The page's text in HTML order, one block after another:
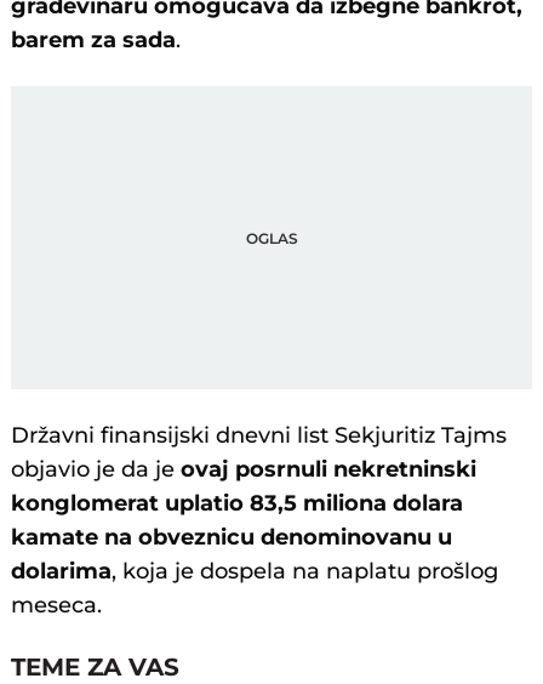
građevinaru omogućava da izbegne bankrot,
barem za sada.
Državni finansijski dnevni list Sekjuritiz Tajms
objavio je da jeovaj posrnuli nekretninski
konglomerat uplatio 83,5 miliona dolara
kamate na obveznicu denominovanu u
dolarima, koja je dospela na naplatu prošlog
meseca.
TEME ZA VAS